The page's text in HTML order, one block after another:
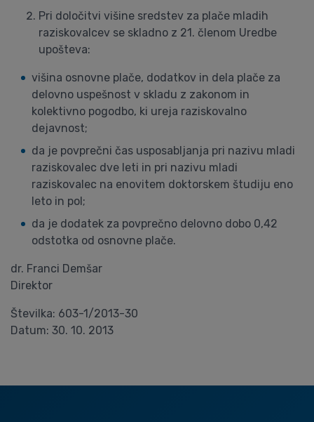
Pri določitvi višine sredstev za plače mladih
raziskovalcev se skladno z 21. členom Uredbe
upošteva:
višina osnovne plače, dodatkov in dela plače za
delovno uspešnost v skladu z zakonom in
kolektivno pogodbo, ki ureja raziskovalno
dejavnost;
da je povprečni čas usposabljanja pri nazivu mladi
raziskovalec dve leti in pri nazivu mladi
raziskovalec na enovitem doktorskem študiju eno
leto in pol;
da je dodatek za povprečno delovno dobo 0,42
odstotka od osnovne plače.
dr. Franci Demšar
Direktor
Številka: 603-1/2013-30
Datum: 30. 10. 2013